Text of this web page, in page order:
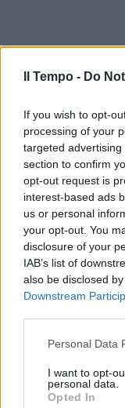
Il Tempo - Do
If you wish to opt-
processing of your
targeted
section to confirm
opt-out request is
interest-based ads
us or personal
your opt-out. You
disclosure of your
IAB’s list of
also be disclosed
Downstream
Personal Data
I want to opt-
personal data.
Opted In